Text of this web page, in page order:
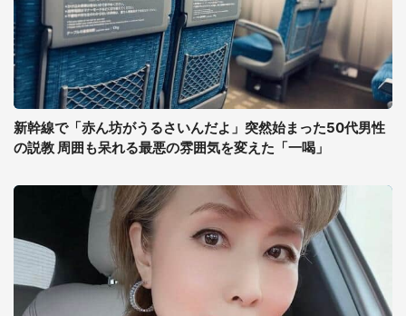
新幹線で「赤ん坊がうるさいんだよ」突然始まった50代男性
の説教 周囲も呆れる最悪の雰囲気を変えた「一喝」